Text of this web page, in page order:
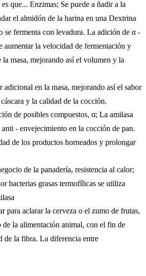
que... Enzimas; Se puede a ñadir a la
el almidón de la harina en una Dextrina
se fermenta con levadura. La adición de α -
aumentar la velocidad de fermentación y
masa, mejorando así el volumen y la
adicional en la masa, mejorando así el sabor
y la calidad de la cocción.
de posibles compuestos, α; La amilasa
- envejecimiento en la cocción de pan.
de los productos horneados y prolongar
de la panadería, resistencia al calor;
bacterias grasas termofílicas se utiliza
para aclarar la cerveza o el zumo de frutas,
de la alimentación animal, con el fin de
de la fibra. La diferencia entre